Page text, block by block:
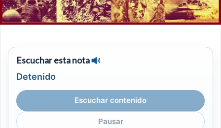
Escuchar esta nota
Detenido
Escuchar contenido
Pausar